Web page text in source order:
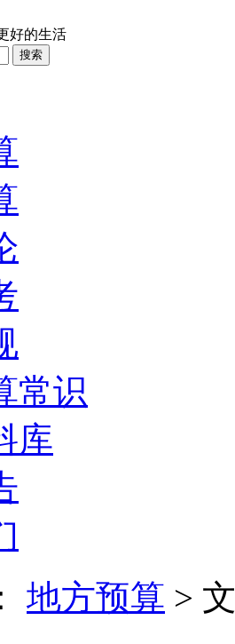
好的生活
常识
库
地方预算 >